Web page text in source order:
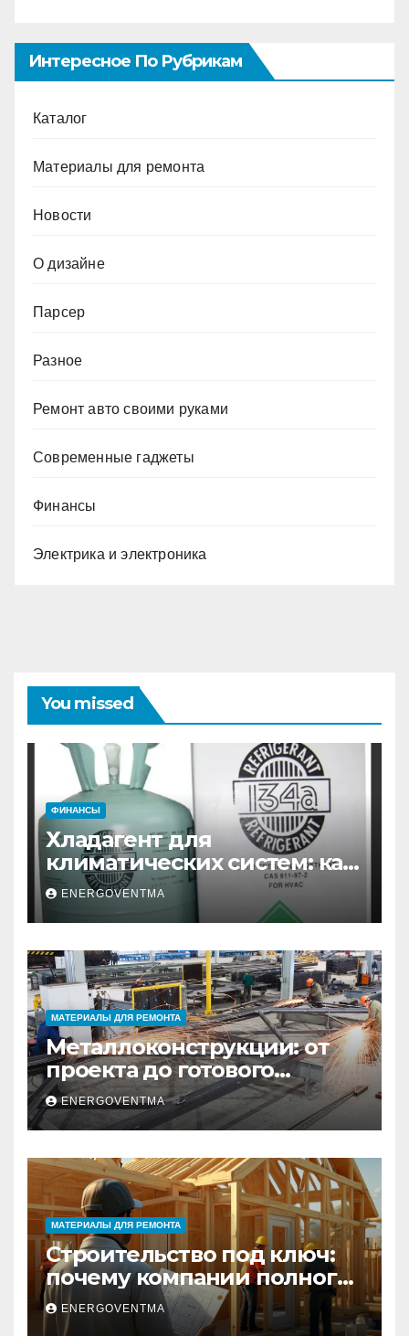
Интересное По Рубрикам
Каталог
Материалы для ремонта
Новости
О дизайне
Парсер
Разное
Ремонт авто своими руками
Современные гаджеты
Финансы
Электрика и электроника
You missed
ФИНАНСЫ
Хладагент для
климатических систем: как
выбрать и купить фреон в
Санкт-Петербурге
ENERGOVENTMA
МАТЕРИАЛЫ ДЛЯ РЕМОНТА
Металлоконструкции: от
проекта до готового
изделия – полный
практический гид
ENERGOVENTMA
МАТЕРИАЛЫ ДЛЯ РЕМОНТА
Строительство под ключ:
почему компании полного
цикла меняют рынок
недвижимости
ENERGOVENTMA